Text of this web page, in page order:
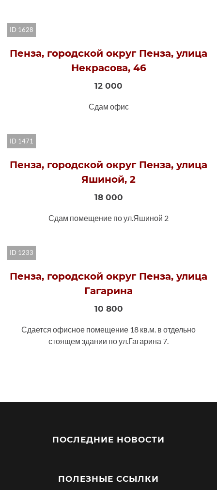
ID 1628
Пенза, городской округ Пенза, улица
Некрасова, 46
12 000
Сдам офис
ID 1471
Пенза, городской округ Пенза, улица
Яшиной, 2
18 000
Сдам помещение по ул.Яшиной 2
ID 1233
Пенза, городской округ Пенза, улица
Гагарина
10 800
Сдается офисное помещение 18 кв.м. в отдельно
стоящем здании по ул.Гагарина 7.
ПОСЛЕДНИЕ НОВОСТИ
ПОЛЕЗНЫЕ ССЫЛКИ